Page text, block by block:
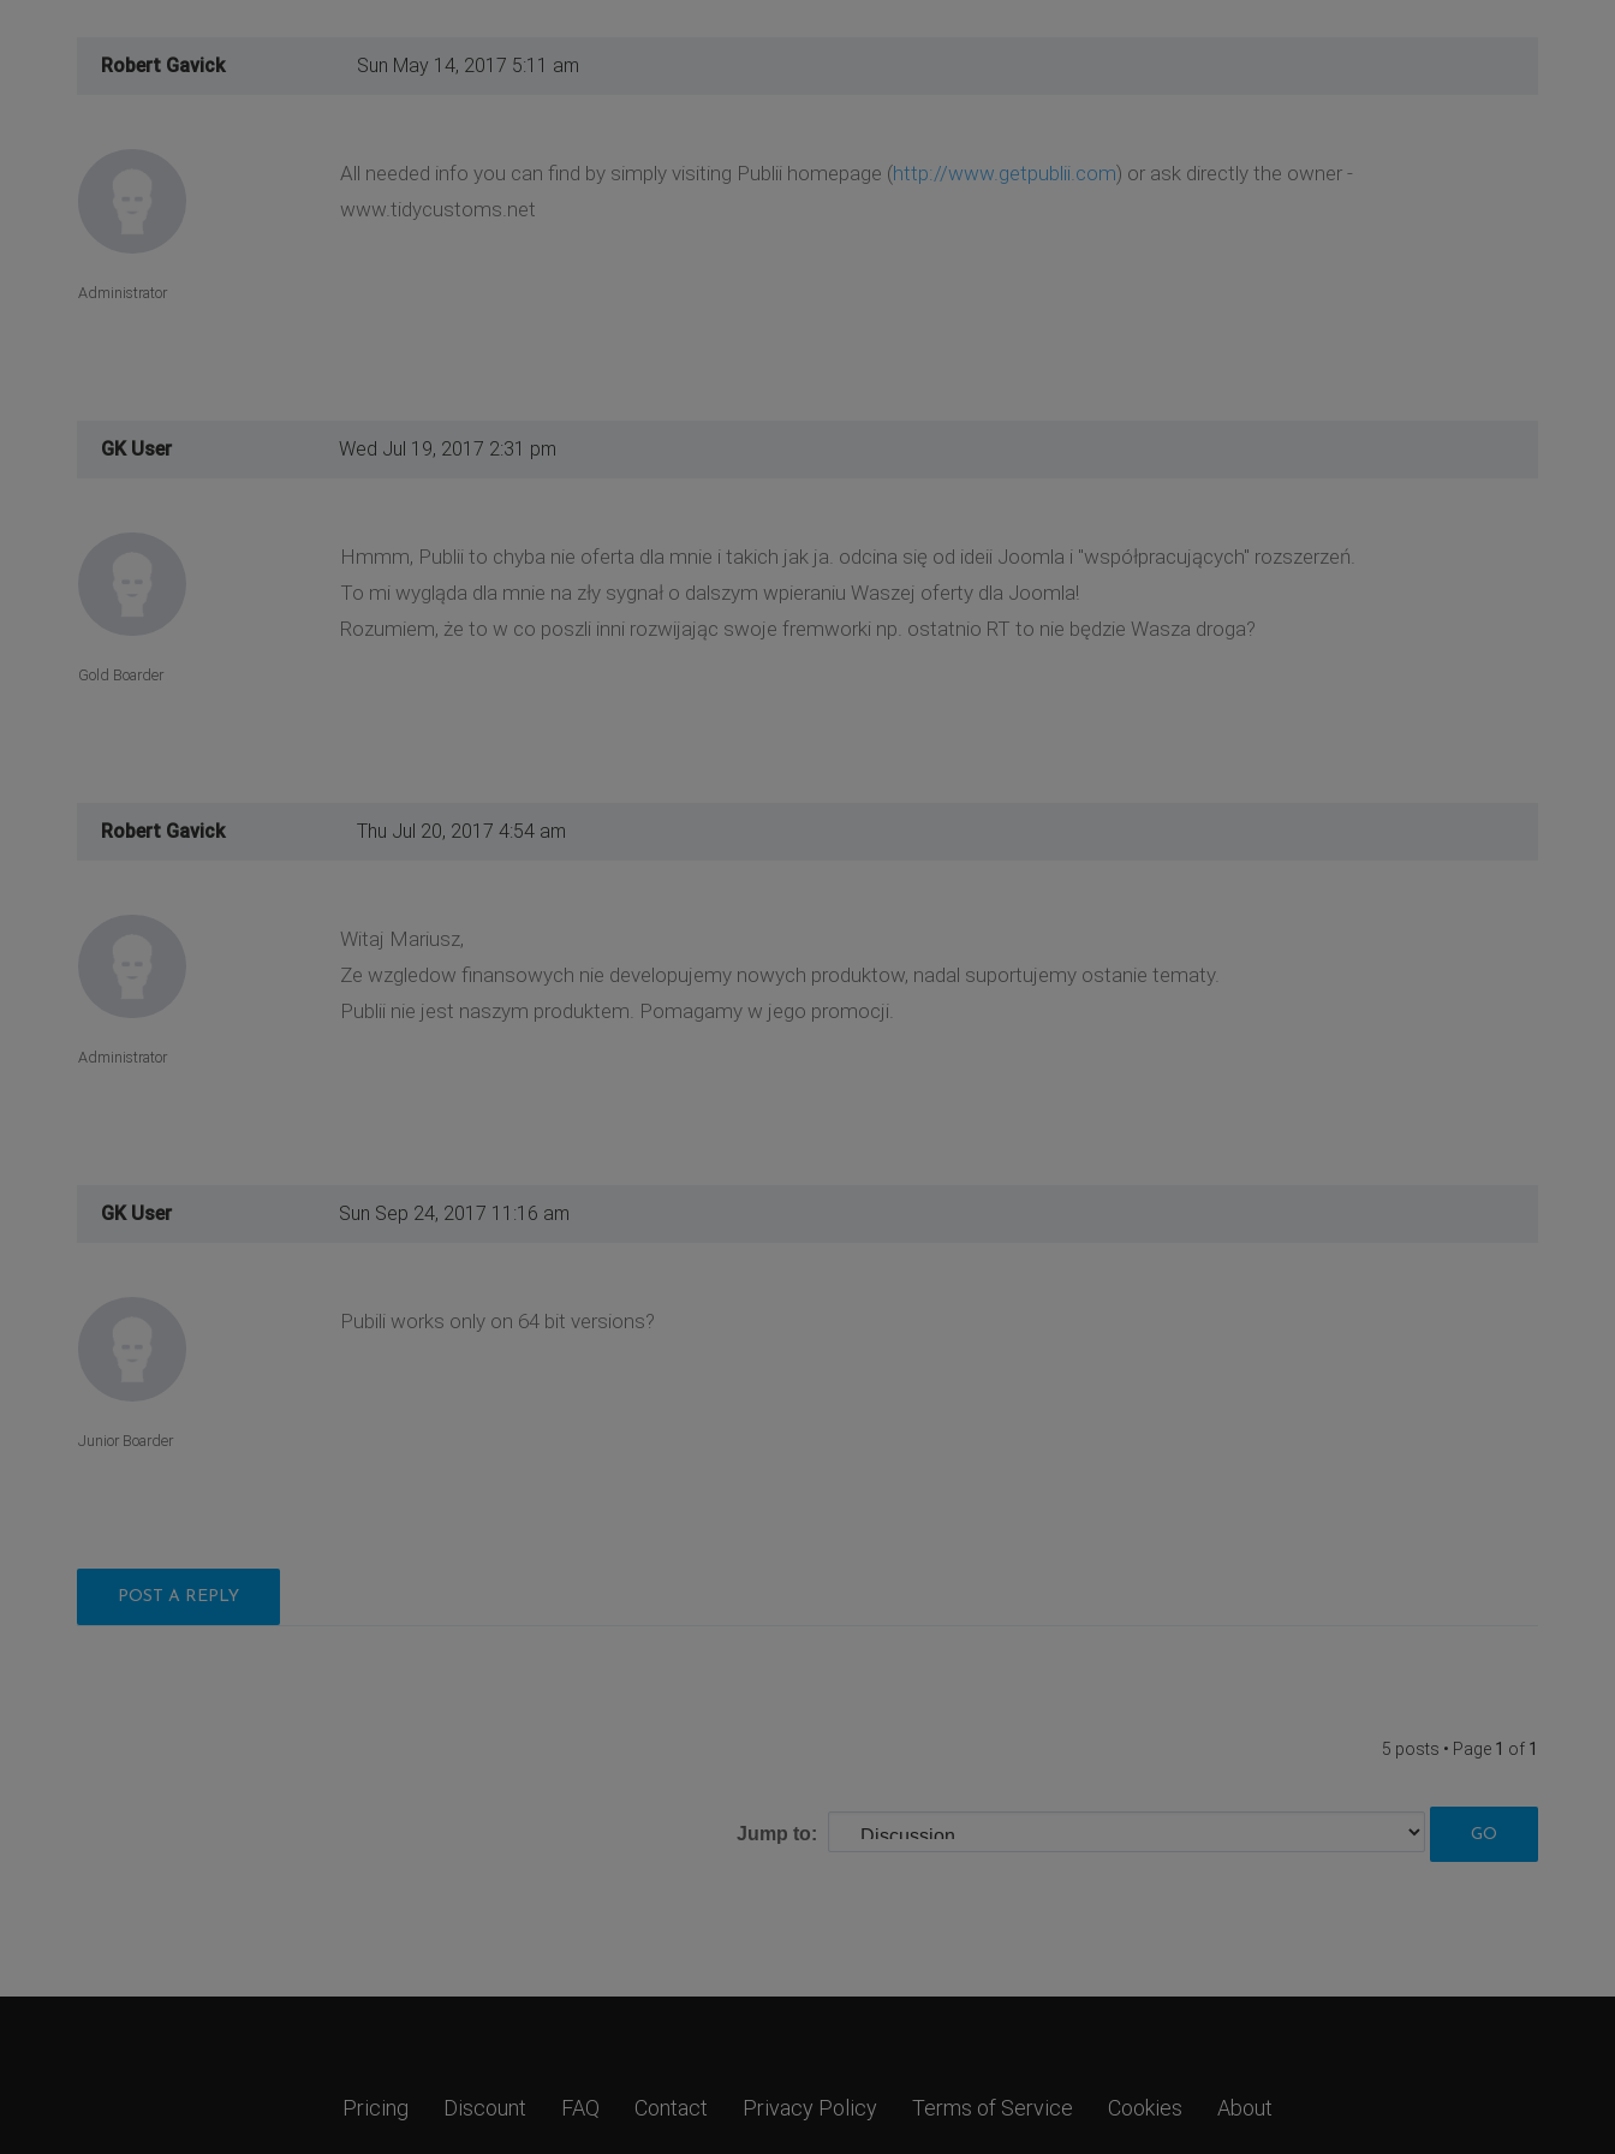
Robert Gavick Sun May 14, 2017 5:11 am
All needed info you can find by simply visiting Publii homepage (http://www.getpublii.com) or ask directly the owner -
www.tidycustoms.net
Administrator
GK User Wed Jul 19, 2017 2:31 pm
Hmmm, Publii to chyba nie oferta dla mnie i takich jak ja. odcina się od ideii Joomla i "współpracujących" rozszerzeń.
To mi wygląda dla mnie na zły sygnał o dalszym wpieraniu Waszej oferty dla Joomla!
Rozumiem, że to w co poszli inni rozwijając swoje fremworki np. ostatnio RT to nie będzie Wasza droga?
Gold Boarder
Robert Gavick Thu Jul 20, 2017 4:54 am
Witaj Mariusz,
Ze wzgledow finansowych nie developujemy nowych produktow, nadal suportujemy ostanie tematy.
Publii nie jest naszym produktem. Pomagamy w jego promocji.
Administrator
GK User Sun Sep 24, 2017 11:16 am
Pubili works only on 64 bit versions?
Junior Boarder
POST A REPLY
5 posts • Page 1 of 1
Jump to:
Pricing Discount FAQ Contact Privacy Policy Terms of Service Cookies About